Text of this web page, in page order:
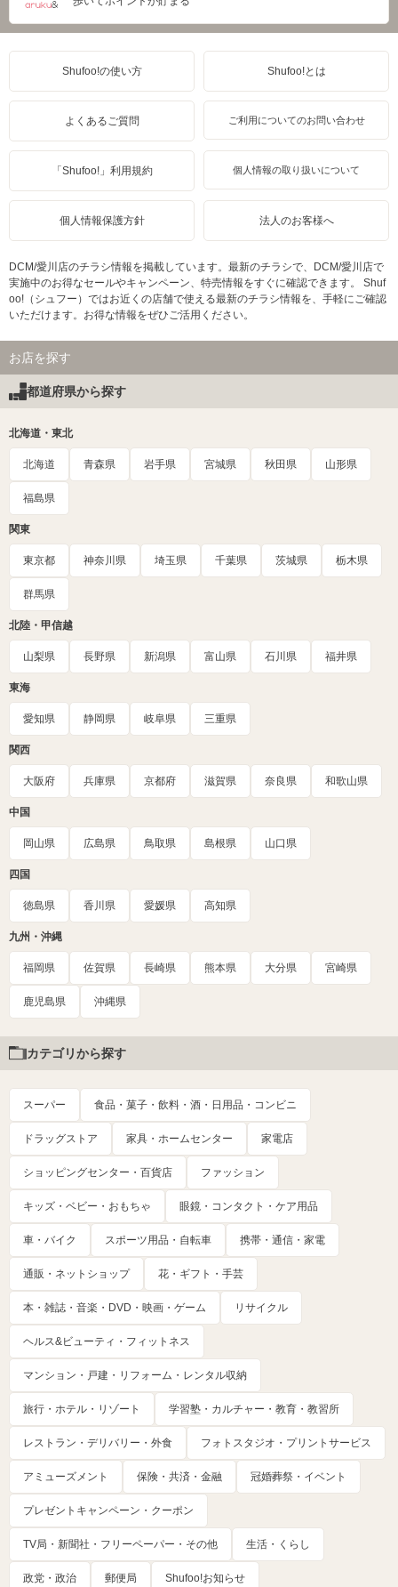
Shufoo!の使い方 Shufoo!とは
よくあるご質問 ご利用についてのお問い合わせ
「Shufoo!」利用規約 個人情報の取り扱いについて
個人情報保護方針 法人のお客様へ
DCM/愛川店のチラシ情報を掲載しています。最新のチラシで、DCM/愛川店で
実施中のお得なセールやキャンペーン、特売情報をすぐに確認できます。 Shuf
oo!（シュフー）ではお近くの店舗で使える最新のチラシ情報を、手軽にご確認
いただけます。お得な情報をぜひご活用ください。
お店を探す
都道府県から探す
北海道・東北
北海道 青森県 岩手県 宮城県 秋田県 山形県
福島県
関東
東京都 神奈川県 埼玉県 千葉県 茨城県 栃木県
群馬県
北陸・甲信越
山梨県 長野県 新潟県 富山県 石川県 福井県
東海
愛知県 静岡県 岐阜県 三重県
関西
大阪府 兵庫県 京都府 滋賀県 奈良県 和歌山県
中国
岡山県 広島県 鳥取県 島根県 山口県
四国
徳島県 香川県 愛媛県 高知県
九州・沖縄
福岡県 佐賀県 長崎県 熊本県 大分県 宮崎県
鹿児島県 沖縄県
カテゴリから探す
スーパー 食品・菓子・飲料・酒・日用品・コンビニ
ドラッグストア 家具・ホームセンター 家電店
ショッピングセンター・百貨店 ファッション
キッズ・ベビー・おもちゃ 眼鏡・コンタクト・ケア用品
車・バイク スポーツ用品・自転車 携帯・通信・家電
通販・ネットショップ 花・ギフト・手芸
本・雑誌・音楽・DVD・映画・ゲーム リサイクル
ヘルス&ビューティ・フィットネス
マンション・戸建・リフォーム・レンタル収納
旅行・ホテル・リゾート 学習塾・カルチャー・教育・教習所
レストラン・デリバリー・外食 フォトスタジオ・プリントサービス
アミューズメント 保険・共済・金融 冠婚葬祭・イベント
プレゼントキャンペーン・クーポン
TV局・新聞社・フリーペーパー・その他 生活・くらし
政党・政治 郵便局 Shufoo!お知らせ